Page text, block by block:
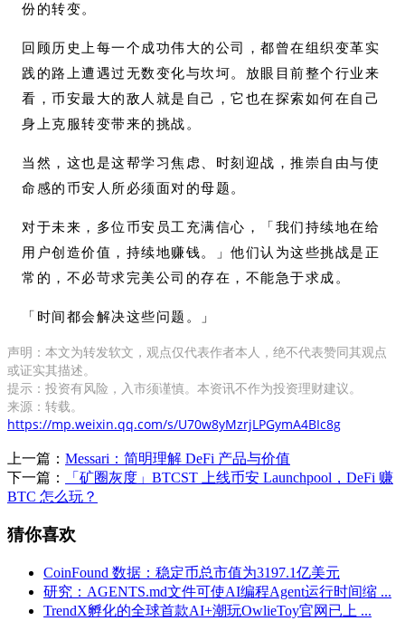
份的转变。
回顾历史上每一个成功伟大的公司，都曾在组织变革实
践的路上遭遇过无数变化与坎坷。放眼目前整个行业来
看，币安最大的敌人就是自己，它也在探索如何在自己
身上克服转变带来的挑战。
当然，这也是这帮学习焦虑、时刻迎战，推崇自由与使
命感的币安人所必须面对的母题。
对于未来，多位币安员工充满信心，「我们持续地在给
用户创造价值，持续地赚钱。」他们认为这些挑战是正
常的，不必苛求完美公司的存在，不能急于求成。
「时间都会解决这些问题。」
声明：本文为转发软文，观点仅代表作者本人，绝不代表赞同其观点
或证实其描述。
提示：投资有风险，入市须谨慎。本资讯不作为投资理财建议。
来源：转载。
https://mp.weixin.qq.com/s/U70w8yMzrjLPGymA4BIc8g
上一篇： Messari：简明理解 DeFi 产品与价值
下一篇：
「矿圈灰度」BTCST 上线币安 Launchpool，DeFi 赚
BTC 怎么玩？
猜你喜欢
CoinFound 数据：稳定币总市值为3197.1亿美元
研究：AGENTS.md文件可使AI编程Agent运行时间缩 ...
TrendX孵化的全球首款AI+潮玩OwlieToy官网已上 ...